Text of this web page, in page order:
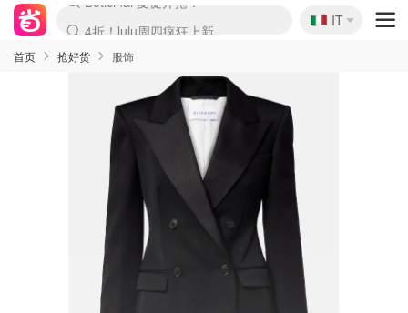
Boticinal 夏促开抢！
速领！Stanley独家85折
Zalando 奥莱闪促！每日更新
🇮🇹
IT
首页 抢好货 服饰